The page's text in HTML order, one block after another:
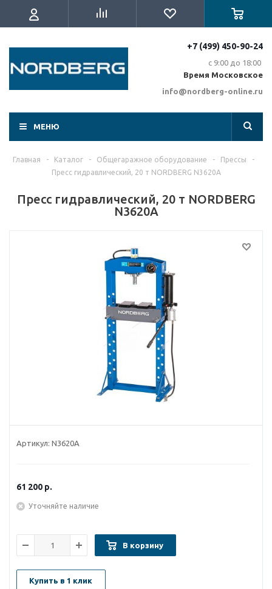
+7 (499) 450-90-24
с 9:00 до 18:00
Время Московское
info@nordberg-online.ru
МЕНЮ
Главная - Каталог - Общегаражное оборудование - Прессы
-
Пресс гидравлический, 20 т NORDBERG N3620A
Пресс гидравлический, 20 т NORDBERG
N3620A
Артикул: N3620A
61 200 р.
Уточняйте наличие
В корзину
Купить в 1 клик